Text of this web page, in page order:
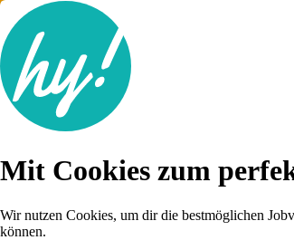
Lebenslauf
Karriere-Tipps
Mit Cookies zum
Wir nutzen Cookies, um dir die bestmöglichen
können.